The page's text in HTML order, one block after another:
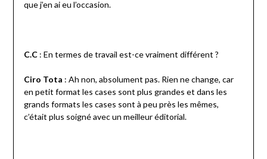
que j’en ai eu l’occasion.
C.C: En termes de travail est-ce vraiment différent ?
Ciro Tota : Ah non, absolument pas. Rien ne change, car
en petit format les cases sont plus grandes et dans les
grands formats les cases sont à peu près les mêmes,
c’était plus soigné avec un meilleur éditorial.